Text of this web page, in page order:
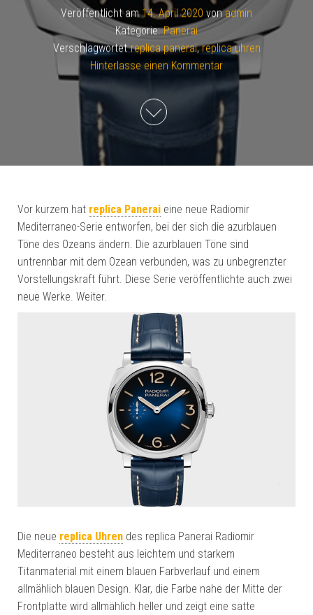
Veröffentlicht am14. April 2020 vonadmin
Kategorie: Panerai
Verschlagwortet replica panerai,replica uhren
Hinterlasse einen Kommentar
Vor kurzem hat replica Panerai eine neue Radiomir
Mediterraneo-Serie entworfen, bei der sich die azurblauen
Töne des Ozeans ändern. Die azurblauen Töne sind
untrennbar mit dem Ozean verbunden, was zu unbegrenzter
Vorstellungskraft führt. Diese Serie veröffentlichte auch zwei
neue Werke. Weiter.
Die neue replica Uhren des replica Panerai Radiomir
Mediterraneo besteht aus leichtem und starkem
Titanmaterial mit einem blauen Farbverlauf und einem
allmählich blauen Design. Klar, die Farbe nahe der Mitte der
Frontplatte wird allmählich heller und zeigt eine satte